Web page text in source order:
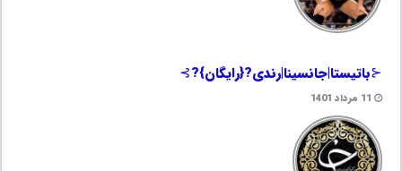
⊰باتیستا|جانسینا|رندی?{رایگان}?⊱
11 مرداد 1401